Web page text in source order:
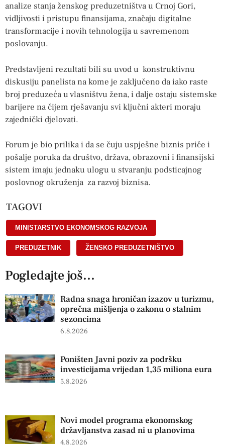
analize stanja ženskog preduzetništva u Crnoj Gori,
vidljivosti i pristupu finansijama, značaju digitalne
transformacije i novih tehnologija u savremenom
poslovanju.
Predstavljeni rezultati bili su uvod u konstruktivnu
diskusiju panelista na kome je zaključeno da iako raste
broj preduzeća u vlasništvu žena, i dalje ostaju sistemske
barijere na čijem rješavanju svi ključni akteri moraju
zajednički djelovati.
Forum je bio prilika i da se čuju uspješne biznis priče i
pošalje poruka da društvo, država, obrazovni i finansijski
sistem imaju jednaku ulogu u stvaranju podsticajnog
poslovnog okruženja za razvoj biznisa.
TAGOVI
MINISTARSTVO EKONOMSKOG RAZVOJA
PREDUZETNIK ŽENSKO PREDUZETNIŠTVO
Pogledajte još...
Radna snaga hroničan izazov u turizmu,
oprečna mišljenja o zakonu o stalnim
sezoncima
6.8.2026
Poništen Javni poziv za podršku
investicijama vrijedan 1,35 miliona eura
5.8.2026
Novi model programa ekonomskog
državljanstva zasad ni u planovima
4.8.2026